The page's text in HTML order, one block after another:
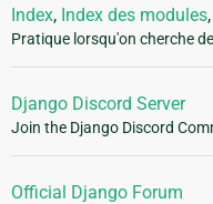
Index, Index des modules
Pratique lorsqu'on cherche
Django Discord Server
Join the Django Discord
Official Django Forum